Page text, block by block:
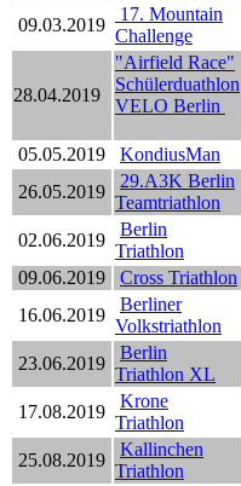
09.03.2019
17. Mountain
Challenge
28.04.2019
"Airfield Race"
Schülerduathlon
VELO Berlin
05.05.2019 KondiusMan
26.05.2019
29.A3K Berlin
Teamtriathlon
02.06.2019
Berlin
Triathlon
09.06.2019
Cross Triathlon
16.06.2019
Berliner
Volkstriathlon
23.06.2019
Berlin
Triathlon XL
17.08.2019
Krone
Triathlon
25.08.2019
Kallinchen
Triathlon